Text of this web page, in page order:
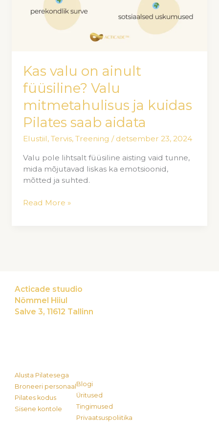
Kas valu on ainult
füüsiline? Valu
mitmetahulisus ja kuidas
Pilates saab aidata
Elustiil,Tervis,Treening / detsember 23, 2024
Valu pole lihtsalt füüsiline aisting vaid tunne,
mida mõjutavad liskas ka emotsioonid,
mõtted ja suhted.
Read More »
Acticade stuudio
Nõmmel Hiiul
Salve 3, 11612 Tallinn
Alusta Pilatesega
Broneeri personaal
Pilates kodus
Sisene kontole
Blogi
Üritused
Tingimused
Privaatsuspoliitika